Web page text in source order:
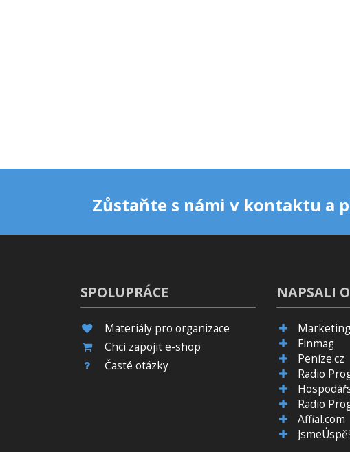
Zůstaňte s námi v kontaktu a
SPOLUPRÁCE
Materiály pro organizace
Chci zapojit e-shop
Časté otázky
NAPSALI
Finmag
Peníze.cz
Radio
Radio
Affial.com